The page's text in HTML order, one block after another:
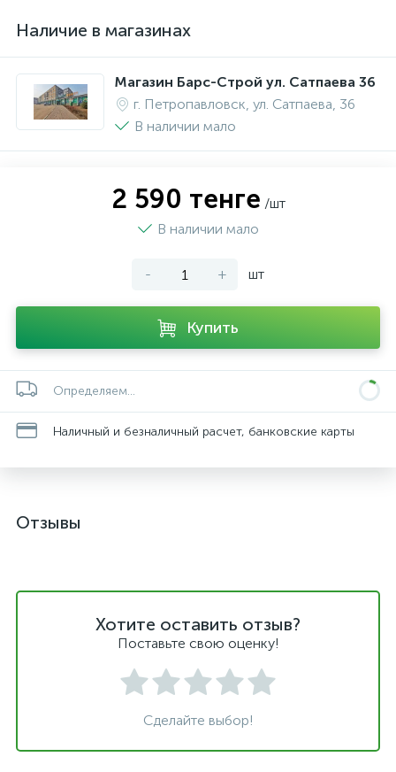
Наличие в магазинах
Магазин Барс-Строй ул. Сатпаева 36
г. Петропавловск, ул. Сатпаева, 36
В наличии мало
2 590 тенге /шт
В наличии мало
- + шт
Купить
Определяем...
Наличный и безналичный расчет, банковские карты
Отзывы
Хотите оставить отзыв?
Поставьте свою оценку!
Сделайте выбор!